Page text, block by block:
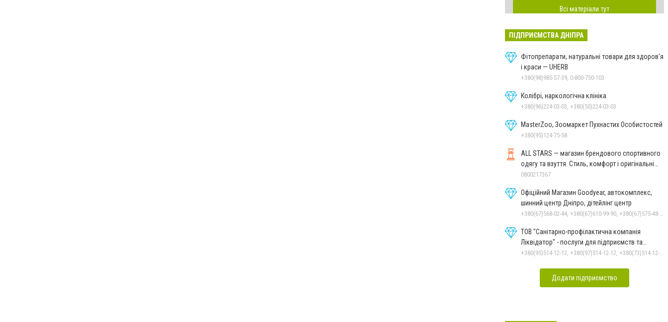
Всі матеріали тут
ПІДПРИЄМСТВА ДНІПРА
Фітопрепарати, натуральні товари для здоров'я
і краси — UHERB
+380(98)985-57-39, 0-800-750-103
Колібрі, наркологічна клініка
+380(96)224-03-03, +380(50)224-03-03
MasterZoo, Зоомаркет Пухнастих Особистостей
+380(95)124-75-58
ALL STARS — магазин брендового спортивного
одягу та взуття. Стиль, комфорт і оригінальні
моделі
0800217367
Офіційний Магазин Goodyear, автокомплекс,
шинний центр Дніпро, дітейлінг центр
ТОВ "Санітарно-профілактична компанія
Ліквідатор" - послуги для підприємств та
населення
Додати підприємство